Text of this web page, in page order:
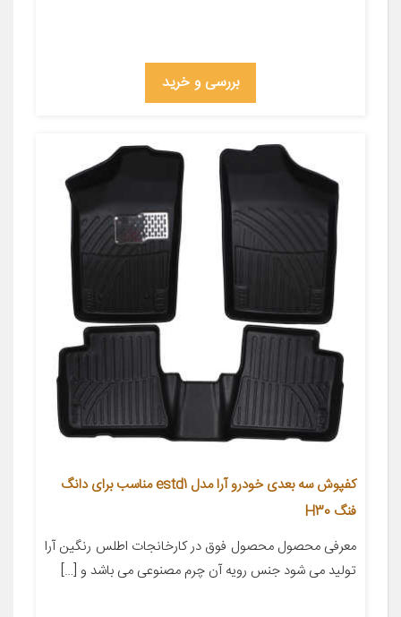
بررسی و خرید
کفپوش سه بعدی خودرو آرا مدل estd1 مناسب برای دانگ
فنگ H30
معرفی محصول محصول فوق در کارخانجات اطلس رنگین آرا
تولید می شود جنس رویه آن چرم مصنوعی می باشد و […]